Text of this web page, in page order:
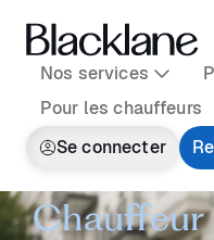
Nos services
Pour les chauffeurs
Se connecter
Chauffeur